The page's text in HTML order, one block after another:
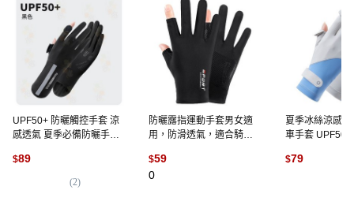
UPF50+ 防曬觸控手套 涼
感透氣 夏季必備防曬手套
曬 冰絲手套 涼感手套 透氣
手套 觸控手套 運動手套 外
送手套 透氣 機車, 【可觸
$89
(2)
防曬露指運動手套男女適
用，防滑透氣，適合騎車
$59
0
夏季冰絲涼感
車手套
$79